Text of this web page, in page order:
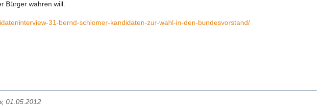
Bürger wahren will.
31-bernd-schlomer-kandidaten-zur-wahl-in-den-bundesvorstand/
01.05.2012